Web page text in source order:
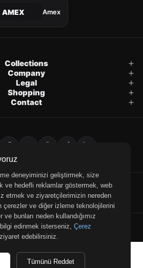
AMEX Amex
Collections
Company
Legal
Shopping
Contact
WhatsApp Phone
— All rights reserved.
deneyiminizi geliştirmek, size
ve hedefli reklamlar göstermek, web
etmek ve ziyaretçilerimizin nereden
çerezler ve diğer izleme teknolojilerini
ve bunları neden kullandığımız
edinmek isterseniz, Çerez
edebilirsiniz.
Tümünü Reddet